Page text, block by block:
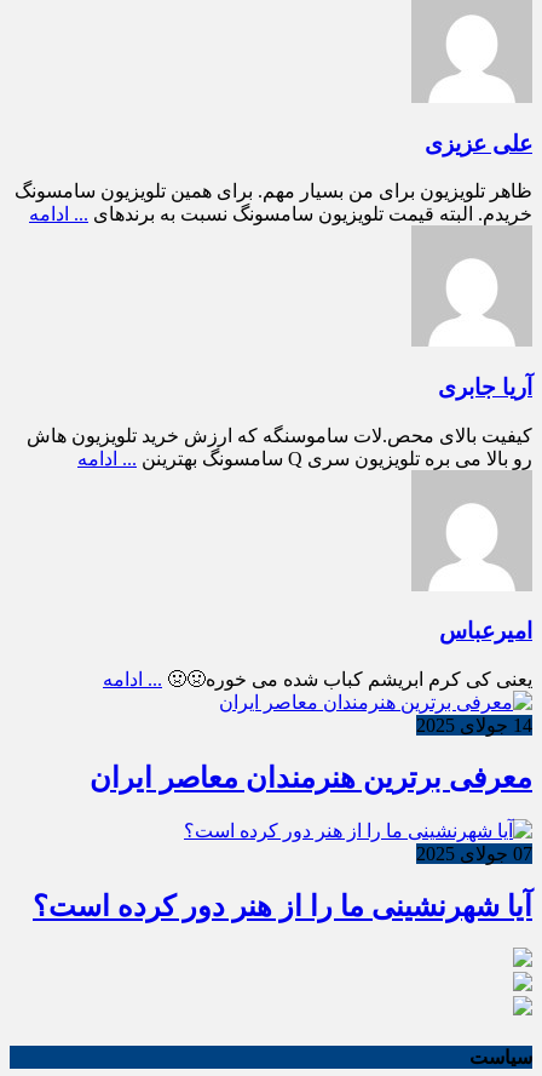
علی عزیزی
ظاهر تلویزیون برای من بسیار مهم. برای همین تلویزیون سامسونگ
خریدم. البته قیمت تلویزیون سامسونگ نسبت به برندهای ... ادامه
آریا جابری
کیفیت بالای محص.لات ساموسنگه که ارزش خرید تلویزیون هاش
رو بالا می بره تلویزیون سری Q سامسونگ بهترینن
... ادامه
امیرعباس
یعنی کی کرم ابریشم کباب شده می خوره🤢🤢 ... ادامه
14 جولای 2025
معرفی برترین هنرمندان معاصر ایران
07 جولای 2025
آیا شهرنشینی ما را از هنر دور کرده است؟
سیاست